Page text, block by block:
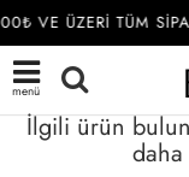
VE ÜZERİ TÜM
menü
İlgili ürün